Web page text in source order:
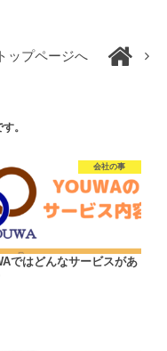
トップページへ
。
会社の事
ではどんなサービスがあ